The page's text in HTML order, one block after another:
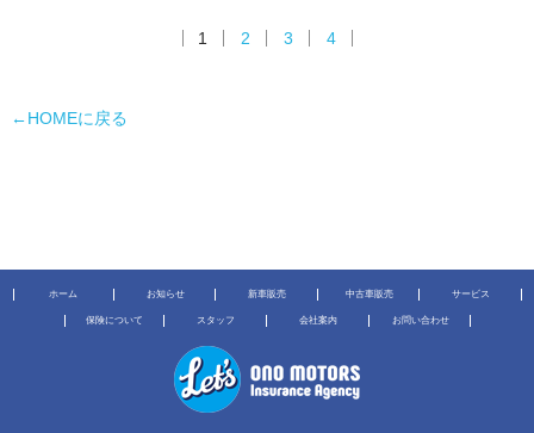
1 2 3 4
←HOMEに戻る
ホーム お知らせ 新車販売 中古車販売 サービス
保険について スタッフ 会社案内 お問い合わせ